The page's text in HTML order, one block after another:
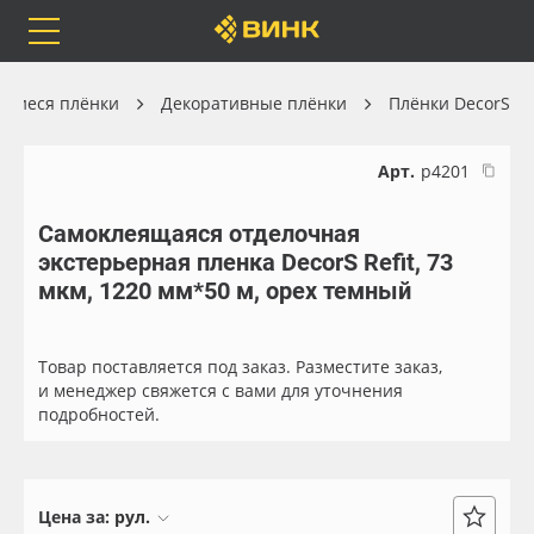
Каталог
Orafol
Бренды
Доставка
Весь каталог
Рулонные материалы
Самоклеящиеся плёнки
Листовые материалы
плёнки Декоративные плёнки Плёнки DecorS
Арт. р4201
Самоклеящаяся отделочная
экстерьерная пленка DecorS Refit, 73
мкм, 1220 мм*50 м, орех темный
Товар поставляется под заказ. Разместите заказ,
и менеджер свяжется с вами для уточнения
подробностей.
Цена за: рул.